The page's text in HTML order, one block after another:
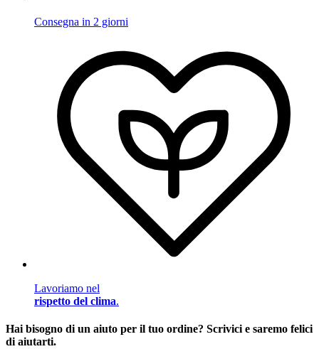
Consegna in 2 giorni
Lavoriamo nel
rispetto del clima.
Hai bisogno di un aiuto per il tuo ordine? Scrivici e saremo felici
di aiutarti.